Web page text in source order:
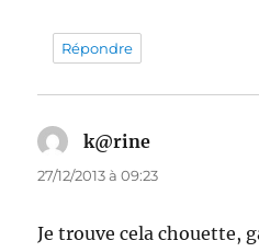
Répondre
k@rine
27/12/2013 à 09:23
Je trouve cela chouette,